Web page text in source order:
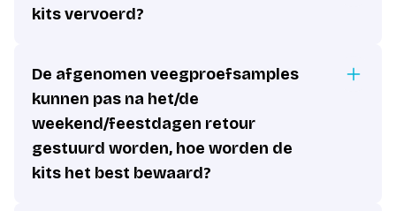
kits vervoerd?
De afgenomen veegproefsamples
kunnen pas na het/de
weekend/feestdagen retour
gestuurd worden, hoe worden de
kits het best bewaard?